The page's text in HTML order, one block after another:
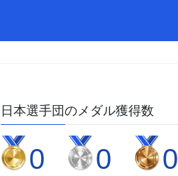
日本選手団のメダル獲得数
0 0 0